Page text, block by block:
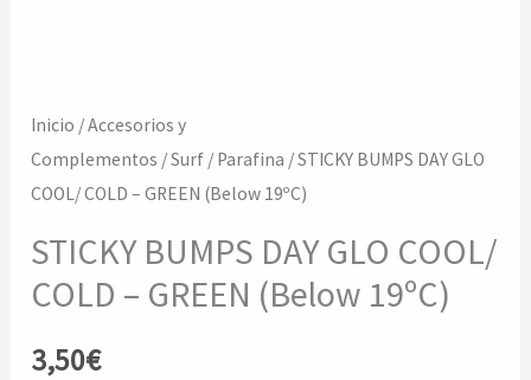
Inicio /Accesorios y
Complementos /Surf / Parafina / STICKY BUMPS DAY GLO
COOL/ COLD – GREEN (Below 19ºC)
STICKY BUMPS DAY GLO COOL/
COLD – GREEN (Below 19ºC)
3,50€